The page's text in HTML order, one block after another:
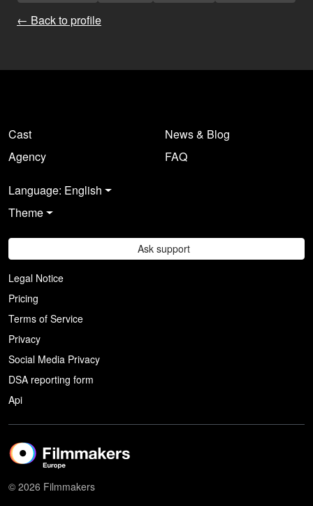
← Back to profile
Cast
Agency
News & Blog
FAQ
Language: English
Theme
Ask support
Legal Notice
Pricing
Terms of Service
Privacy
Social Media Privacy
DSA reporting form
Api
© 2026 Filmmakers